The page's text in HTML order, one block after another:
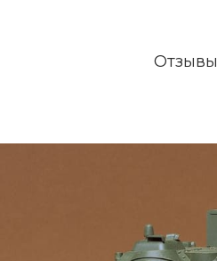
Отзывы